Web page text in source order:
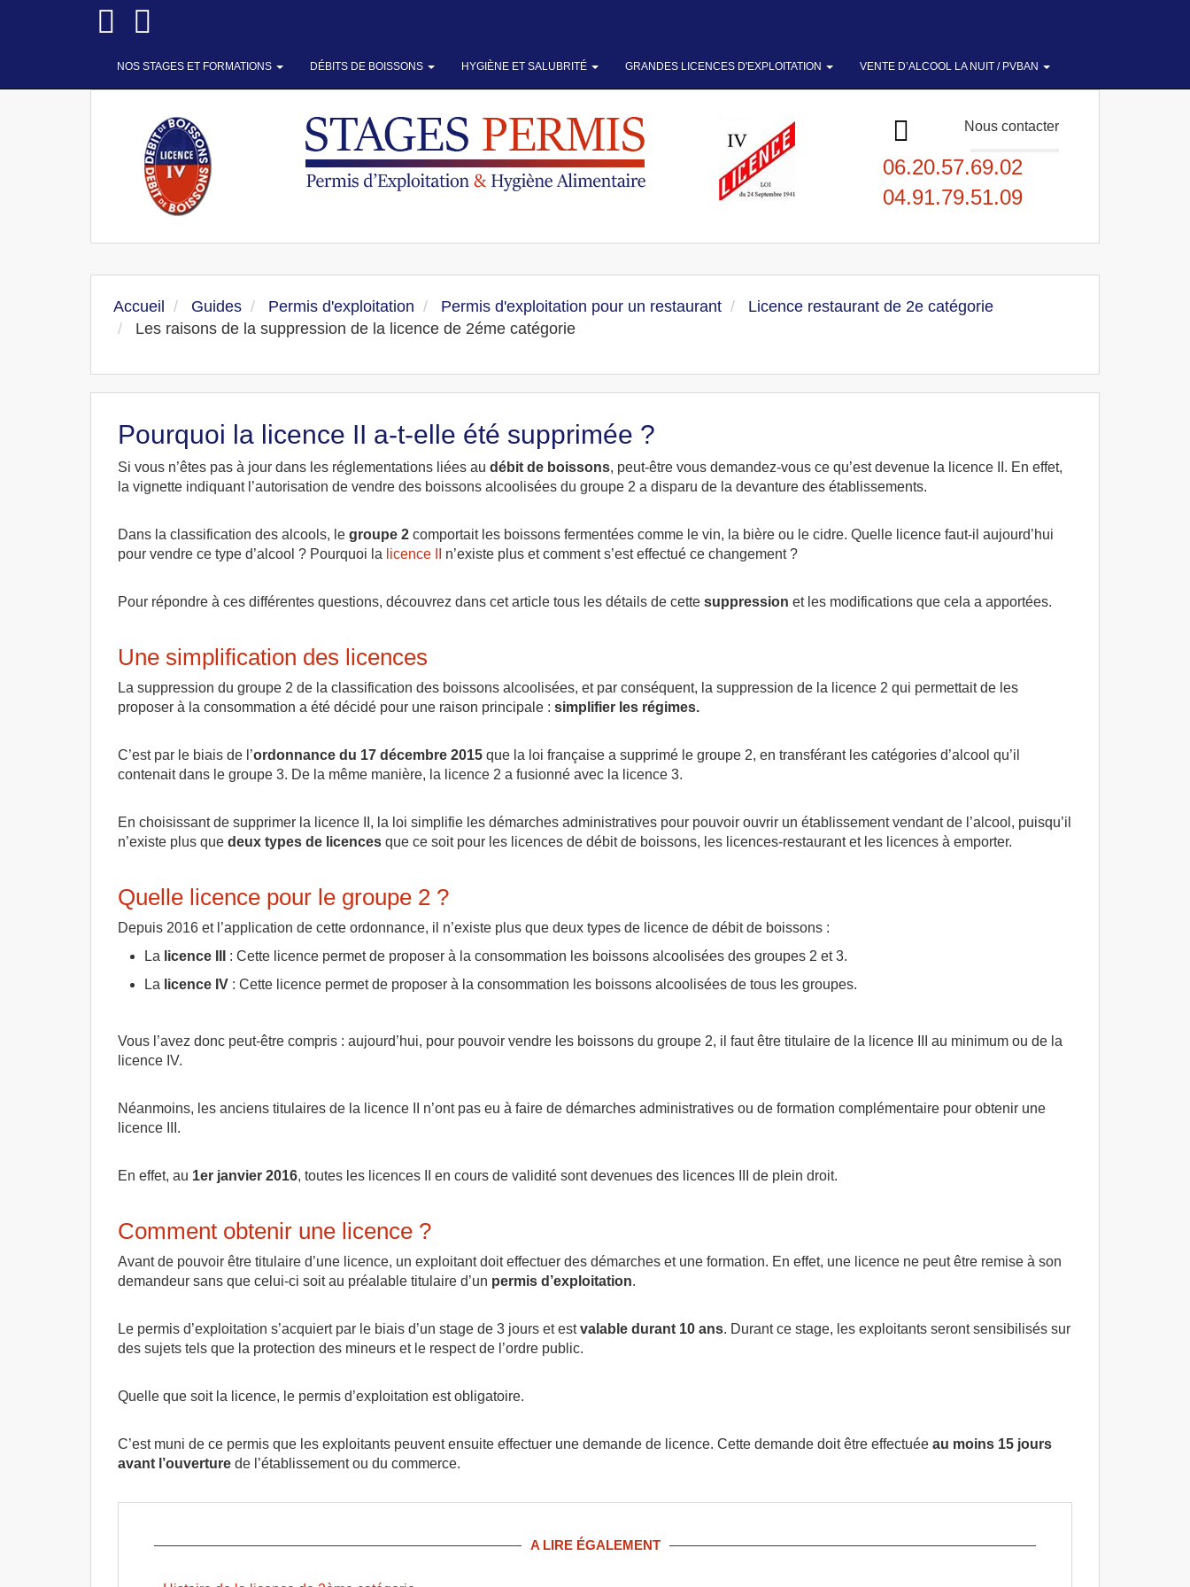
NOS STAGES ET FORMATIONS DÉBITS DE BOISSONS HYGIÈNE ET SALUBRITÉ GRANDES LICENCES D'EXPLOITATION VENTE D’ALCOOL LA NUIT / PVBAN
Nous contacter
06.20.57.69.02
04.91.79.51.09
Accueil Guides Permis d'exploitation Permis d'exploitation pour un restaurant
Licence restaurant de 2e catégorie
Les raisons de la suppression de la licence de 2éme catégorie
Pourquoi la licence II a-t-elle été supprimée ?
Si vous n’êtes pas à jour dans les réglementations liées au débit de boissons, peut-être vous demandez-vous ce qu’est devenue la licence II. En effet,
la vignette indiquant l’autorisation de vendre des boissons alcoolisées du groupe 2 a disparu de la devanture des établissements.
Dans la classification des alcools, le groupe 2 comportait les boissons fermentées comme le vin, la bière ou le cidre. Quelle licence faut-il aujourd’hui
pour vendre ce type d’alcool ? Pourquoi la licence II n’existe plus et comment s’est effectué ce changement ?
Pour répondre à ces différentes questions, découvrez dans cet article tous les détails de cette suppression et les modifications que cela a apportées.
Une simplification des licences
La suppression du groupe 2 de la classification des boissons alcoolisées, et par conséquent, la suppression de la licence 2 qui permettait de les
proposer à la consommation a été décidé pour une raison principale : simplifier les régimes.
C’est par le biais de l’ordonnance du 17 décembre 2015 que la loi française a supprimé le groupe 2, en transférant les catégories d’alcool qu’il
contenait dans le groupe 3. De la même manière, la licence 2 a fusionné avec la licence 3.
En choisissant de supprimer la licence II, la loi simplifie les démarches administratives pour pouvoir ouvrir un établissement vendant de l’alcool, puisqu’il
n’existe plus que deux types de licences que ce soit pour les licences de débit de boissons, les licences-restaurant et les licences à emporter.
Quelle licence pour le groupe 2 ?
Depuis 2016 et l’application de cette ordonnance, il n’existe plus que deux types de licence de débit de boissons :
La licence III
: Cette licence permet de proposer à la consommation les boissons alcoolisées des groupes 2 et 3.
La licence IV : Cette licence permet de proposer à la consommation les boissons alcoolisées de tous les groupes.
Vous l’avez donc peut-être compris : aujourd’hui, pour pouvoir vendre les boissons du groupe 2, il faut être titulaire de la licence III au minimum ou de la
licence IV.
Néanmoins, les anciens titulaires de la licence II n’ont pas eu à faire de démarches administratives ou de formation complémentaire pour obtenir une
licence III.
En effet, au 1er janvier 2016, toutes les licences II en cours de validité sont devenues des licences III de plein droit.
Comment obtenir une licence ?
Avant de pouvoir être titulaire d’une licence, un exploitant doit effectuer des démarches et une formation. En effet, une licence ne peut être remise à son
demandeur sans que celui-ci soit au préalable titulaire d’un permis d’exploitation.
Le permis d’exploitation s’acquiert par le biais d’un stage de 3 jours et estvalable durant 10 ans. Durant ce stage, les exploitants seront sensibilisés sur
des sujets tels que la protection des mineurs et le respect de l’ordre public.
Quelle que soit la licence, le permis d’exploitation est obligatoire.
C’est muni de ce permis que les exploitants peuvent ensuite effectuer une demande de licence. Cette demande doit être effectuée au moins 15 jours
avant l’ouverture de l’établissement ou du commerce.
A LIRE ÉGALEMENT